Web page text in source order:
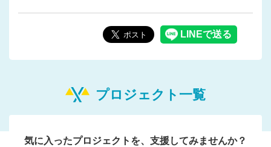
プロジェクト一覧
気に入ったプロジェクトを、支援してみませんか？